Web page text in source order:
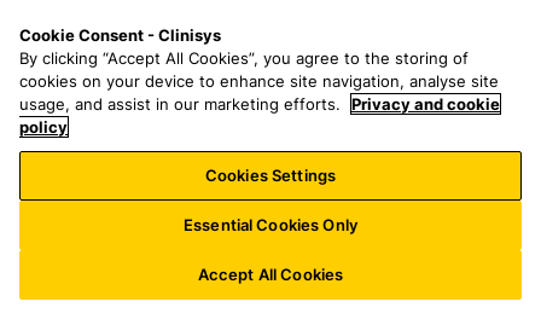
a
r
h
f
o
:
n
u
Cookie Consent - Clinisys
By clicking “Accept All Cookies”, you agree to the storing of
cookies on your device to enhance site navigation, analyse site
usage, and assist in our marketing efforts.
Privacy and cookie
policy
Cookies Settings
Essential Cookies Only
Accept All Cookies